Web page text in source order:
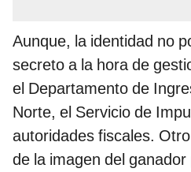
Aunque, la identidad no
secreto a la hora de
el Departamento de
Norte, el Servicio de
autoridades fiscales.
de la imagen del